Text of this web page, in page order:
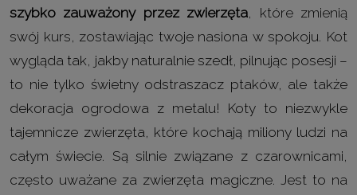
szybko zauważony przez zwierzęta, które zmienią
swój kurs, zostawiając twoje nasiona w spokoju. Kot
wygląda tak, jakby naturalnie szedł, pilnując posesji –
to nie tylko świetny odstraszacz ptaków, ale także
dekoracja ogrodowa z metalu! Koty to niezwykle
tajemnicze zwierzęta, które kochają miliony ludzi na
całym świecie. Są silnie związane z czarownicami,
często uważane za zwierzęta magiczne. Jest to na